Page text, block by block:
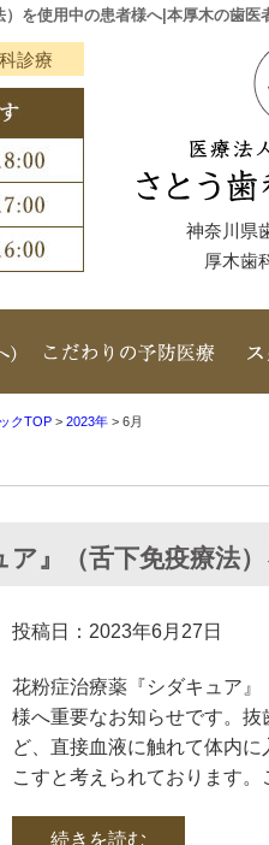
を使用中の患者様へ|本厚木の歯医
診療
神奈川県
厚木歯
クリニック概要（初めて当
クTOP > 2023年 > 6月
』（舌下免疫療法
投稿日：2023年6月27日
花粉症治療薬『シダキュア
様へ重要なお知らせです。
ど、直接血液に触れて体内
こすと考えられております
続きを読む